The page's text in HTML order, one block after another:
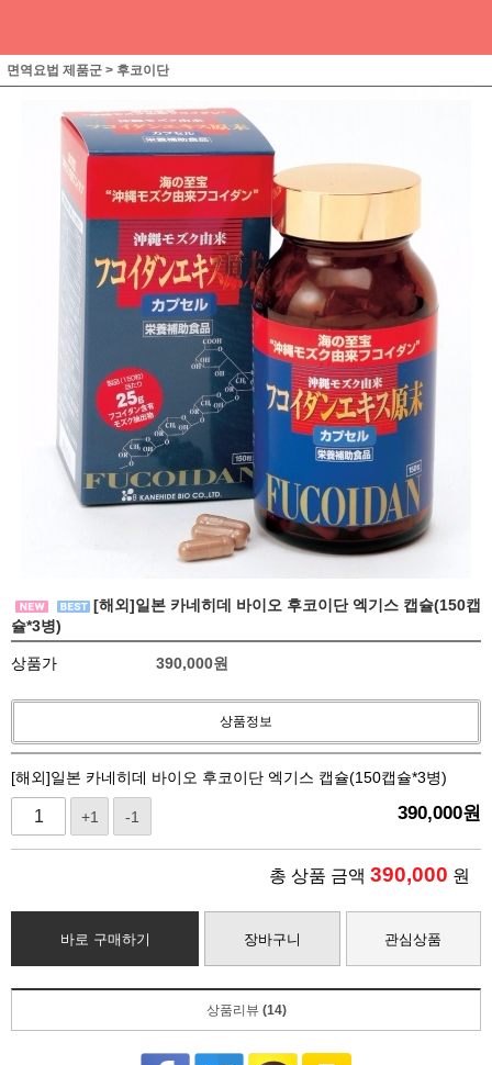
면역요법 제품군 > 후코이단
[해외]일본 카네히데 바이오 후코이단 엑기스 캡슐(150캡
슐*3병)
상품가 390,000원
상품정보
[해외]일본 카네히데 바이오 후코이단 엑기스 캡슐(150캡슐*3병)
+1 -1 390,000원
총 상품 금액 390,000 원
바로 구매하기 장바구니 관심상품
상품리뷰 (14)